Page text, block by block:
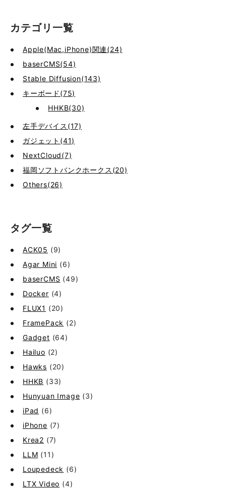
カテゴリ一覧
Apple(Mac,iPhone)関連(24)
baserCMS(54)
Stable Diffusion(143)
キーボード(75)
HHKB(30)
左手デバイス(17)
ガジェット(41)
NextCloud(7)
福岡ソフトバンクホークス(20)
Others(26)
タグ一覧
ACK05 (9)
Agar Mini (6)
baserCMS (49)
Docker (4)
FLUX1 (20)
FramePack (2)
Gadget (64)
Hailuo (2)
Hawks (20)
HHKB (33)
Hunyuan Image (3)
iPad (6)
iPhone (7)
Krea2 (7)
LLM (11)
Loupedeck (6)
LTX Video (4)